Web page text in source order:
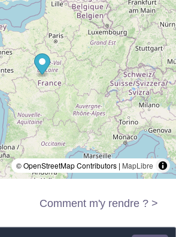
© OpenStreetMap Contributors | MapLibre
Comment m'y rendre ? >